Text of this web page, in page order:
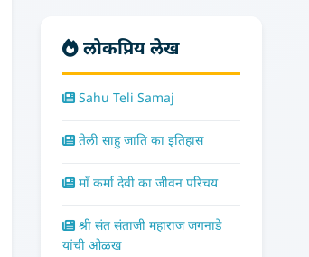
लोकप्रिय लेख
Sahu Teli Samaj
तेली साहु जाति का इतिहास
माँ कर्मा देवी का जीवन परिचय
श्री संत संताजी महाराज जगनाडे
यांची ओळख